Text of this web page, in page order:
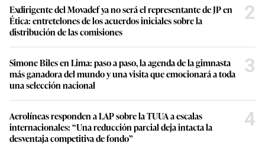
Exdirigente del Movadef ya no será el representante de JP en
Ética: entretelones de los acuerdos iniciales sobre la
distribución de las comisiones
2
Simone Biles en Lima: paso a paso, la agenda de la gimnasta
más ganadora del mundo y una visita que emocionará a toda
una selección nacional
3
Aerolíneas responden a LAP sobre la TUUA a escalas
internacionales: “Una reducción parcial deja intacta la
desventaja competitiva de fondo”
4